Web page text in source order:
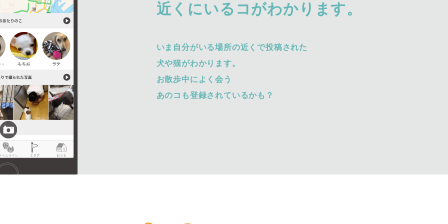
近くにいるコがわかります。
いま自分がいる場所の近くで投稿された
犬や猫がわかります。
お散歩中によく会う
あのコも登録されているかも？